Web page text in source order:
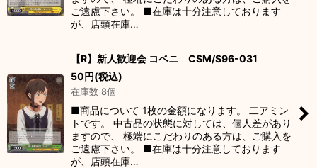
ご遠慮下さい。 ■在庫は十分注意しております
が、店頭在庫…
【R】新人歓迎会 コベニ CSM/S96-031
50円(税込)
在庫数 8個
■商品について 1枚の金額になります。 二アミン
トです。 中古品の状態に対しては、個人差があり
ますので、 極端にこだわりのある方は、ご購入を
ご遠慮下さい。 ■在庫は十分注意しております
が、店頭在庫…